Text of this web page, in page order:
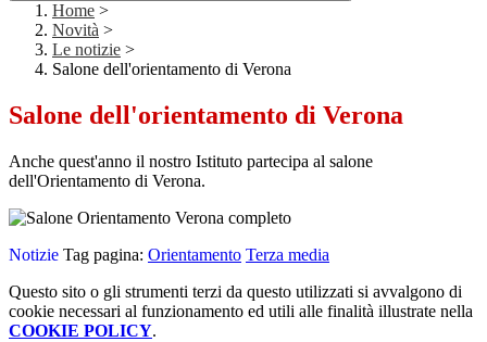
Home >
Novità >
Le notizie >
Salone dell'orientamento di Verona
Salone dell'orientamento di Verona
Anche quest'anno il nostro Istituto partecipa al salone
dell'Orientamento di Verona.
Notizie Tag pagina: Orientamento Terza media
Questo sito o gli strumenti terzi da questo utilizzati si avvalgono di
cookie necessari al funzionamento ed utili alle finalità illustrate nella
COOKIE POLICY.